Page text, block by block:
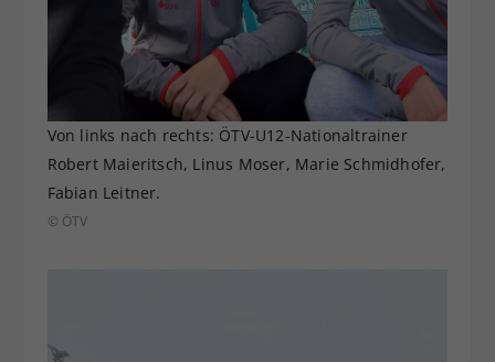
Von links nach rechts: ÖTV-U12-Nationaltrainer
Robert Maieritsch, Linus Moser, Marie Schmidhofer,
Fabian Leitner.
© ÖTV